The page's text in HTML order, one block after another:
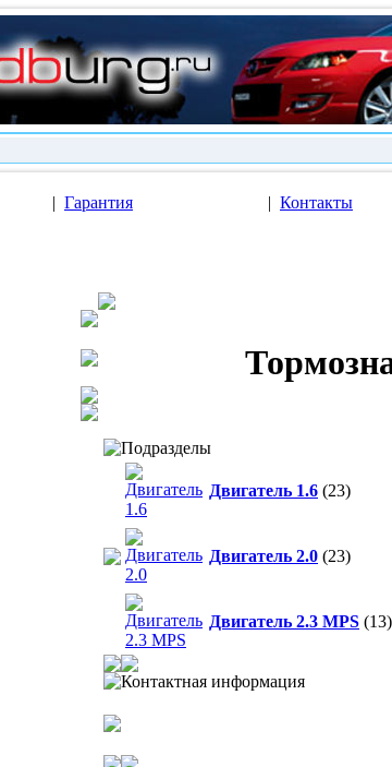
| Гарантия | Контакты
Подразделы
Двигатель 1.6 (23)
Двигатель 2.0 (23)
Двигатель 2.3 MPS (13)
Контактная информация